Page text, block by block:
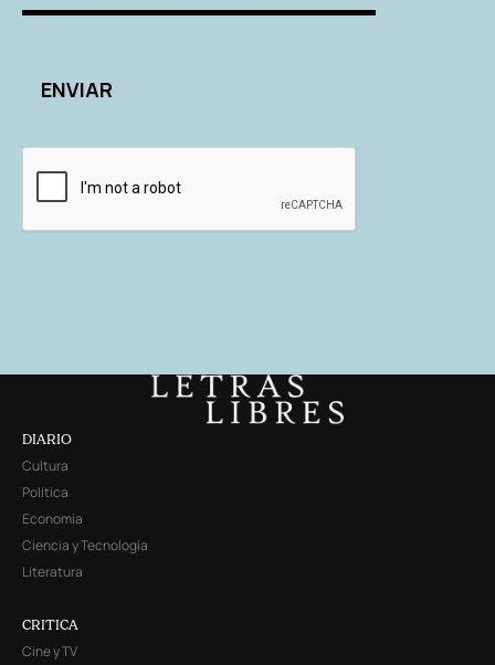
DIARIO
Cultura
Política
Economía
Ciencia y Tecnología
Literatura
CRITICA
Cine y TV